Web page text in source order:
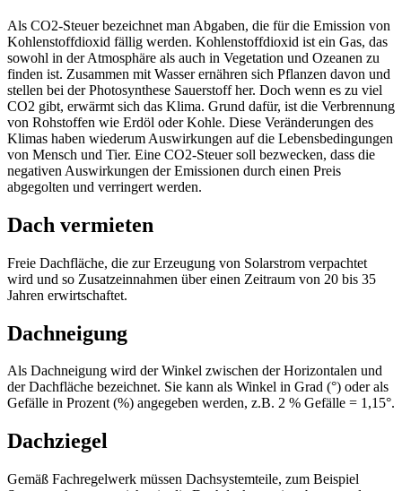
Als CO2-Steuer bezeichnet man Abgaben, die für die Emission von
Kohlenstoffdioxid fällig werden. Kohlenstoffdioxid ist ein Gas, das
sowohl in der Atmosphäre als auch in Vegetation und Ozeanen zu
finden ist. Zusammen mit Wasser ernähren sich Pflanzen davon und
stellen bei der Photosynthese Sauerstoff her. Doch wenn es zu viel
CO2 gibt, erwärmt sich das Klima. Grund dafür, ist die Verbrennung
von Rohstoffen wie Erdöl oder Kohle. Diese Veränderungen des
Klimas haben wiederum Auswirkungen auf die Lebensbedingungen
von Mensch und Tier. Eine CO2-Steuer soll bezwecken, dass die
negativen Auswirkungen der Emissionen durch einen Preis
abgegolten und verringert werden.
Dach vermieten
Freie Dachfläche, die zur Erzeugung von Solarstrom verpachtet
wird und so Zusatzeinnahmen über einen Zeitraum von 20 bis 35
Jahren erwirtschaftet.
Dachneigung
Als Dachneigung wird der Winkel zwischen der Horizontalen und
der Dachfläche bezeichnet. Sie kann als Winkel in Grad (°) oder als
Gefälle in Prozent (%) angegeben werden, z.B. 2 % Gefälle = 1,15°.
Dachziegel
Gemäß Fachregelwerk müssen Dachsystemteile, zum Beispiel